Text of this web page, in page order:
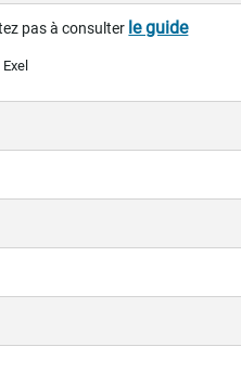
pas à consulter le guide